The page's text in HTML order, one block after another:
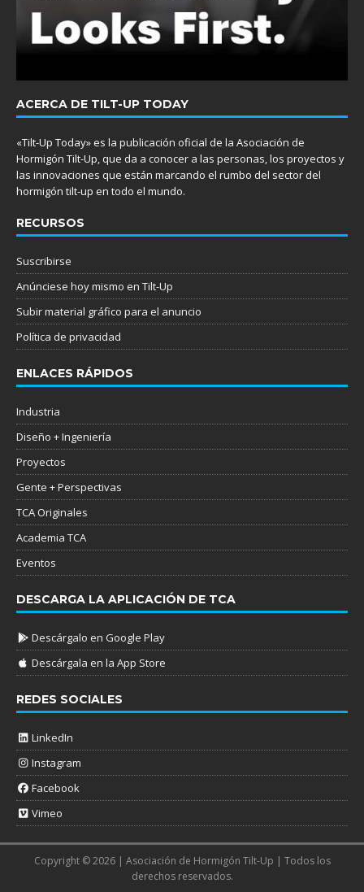
ACERCA DE TILT-UP TODAY
«Tilt-Up Today» es la publicación oficial de la Asociación de
Hormigón Tilt-Up, que da a conocer a las personas, los proyectos y
las innovaciones que están marcando el rumbo del sector del
hormigón tilt-up en todo el mundo.
RECURSOS
Suscribirse
Anúnciese hoy mismo en Tilt-Up
Subir material gráfico para el anuncio
Política de privacidad
ENLACES RÁPIDOS
Industria
Diseño + Ingeniería
Proyectos
Gente + Perspectivas
TCA Originales
Academia TCA
Eventos
DESCARGA LA APLICACIÓN DE TCA
Descárgalo en Google Play
Descárgala en la App Store
REDES SOCIALES
LinkedIn
Instagram
Facebook
Vimeo
Copyright © 2026 | Asociación de Hormigón Tilt-Up | Todos los
derechos reservados.